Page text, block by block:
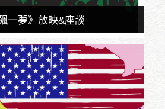
一夢》放映&座談